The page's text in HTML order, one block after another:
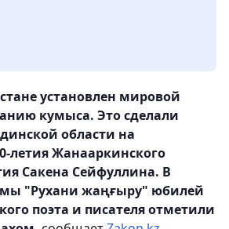
установлен мировой
кумыса. Это сделали
области на
летия Жанааркинского
Сакена Сейфуллина. В
"Рухани жаңғыру" юбилей
поэта и писателя отметили